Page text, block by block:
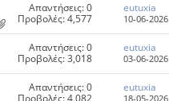
Απαντήσεις: 0
Προβολές: 4,577
eutuxia
10-06-2026
Απαντήσεις: 0
Προβολές: 3,018
eutuxia
03-06-2026
Απαντήσεις: 0
eutuxia
18-05-2026